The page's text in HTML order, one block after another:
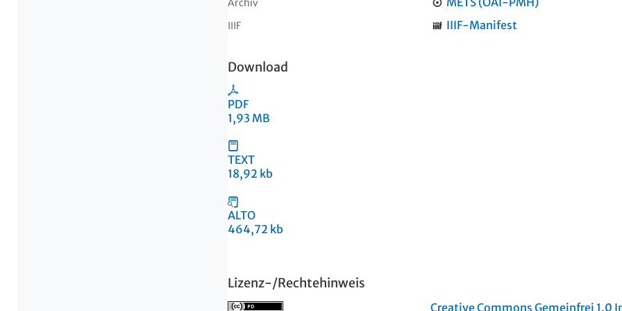
Archiv
IIIF IIIF-Manifest
Download
PDF
1,93 MB
TEXT
18,92 kb
ALTO
464,72 kb
Lizenz-/Rechtehinweis
Creative Commons Gemeinfrei 1.0